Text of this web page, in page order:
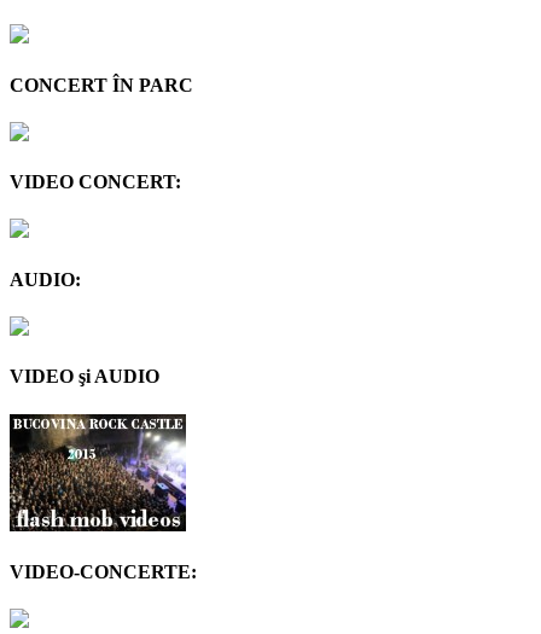
CONCERT ÎN PARC
VIDEO CONCERT:
AUDIO:
VIDEO şi AUDIO
VIDEO-CONCERTE: